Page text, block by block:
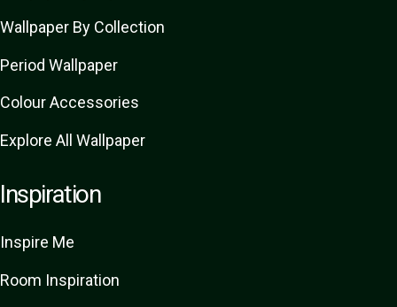
Wallpaper By Collection
Period Wallpaper
Colour Accessories
Explore All Wallpaper
Inspiration
Inspire Me
Room Inspiration